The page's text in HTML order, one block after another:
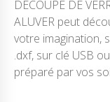
DECOUPE DE
ALUVER peut
votre imagination,
.dxf, sur clé USB
préparé par vos